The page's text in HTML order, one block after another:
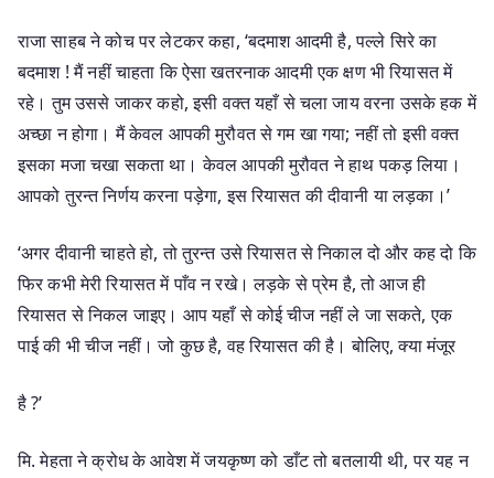
राजा साहब ने कोच पर लेटकर कहा, ‘बदमाश आदमी है, पल्ले सिरे का
बदमाश ! मैं नहीं चाहता कि ऐसा खतरनाक आदमी एक क्षण भी रियासत में
रहे। तुम उससे जाकर कहो, इसी वक्त यहाँ से चला जाय वरना उसके हक में
अच्छा न होगा। मैं केवल आपकी मुरौवत से गम खा गया; नहीं तो इसी वक्त
इसका मजा चखा सकता था। केवल आपकी मुरौवत ने हाथ पकड़ लिया।
आपको तुरन्त निर्णय करना पड़ेगा, इस रियासत की दीवानी या लड़का।’
‘अगर दीवानी चाहते हो, तो तुरन्त उसे रियासत से निकाल दो और कह दो कि
फिर कभी मेरी रियासत में पाँव न रखे। लड़के से प्रेम है, तो आज ही
रियासत से निकल जाइए। आप यहाँ से कोई चीज नहीं ले जा सकते, एक
पाई की भी चीज नहीं। जो कुछ है, वह रियासत की है। बोलिए, क्या मंजूर
है ?’
मि. मेहता ने क्रोध के आवेश में जयकृष्ण को डाँट तो बतलायी थी, पर यह न